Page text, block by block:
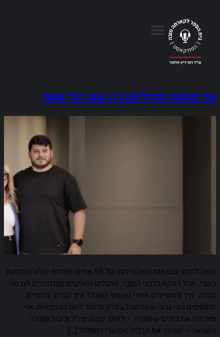
אל פסגת הקילימנג’רו עם רגל אחת
קשה לחגוג עצמאות כשהחירות של 59 אחים ואחיות שלנו מוחזקת
בשבי. אבל דווקא ברגעי השבר, מתגלים האנשים שמזכירים לנו מהי
גבורה. איך ממשיכים אחרי שהגוף נשבר? איך קמים, נלחמים,
ומטפסים הכי גבוה שאפשר? בפרק מיוחד ליום העצמאות, אני
מארחת את בוריס שטונדה – לוחם, פצוע צה”ל וגיבור מעורר
השראה – שהפך את הבלתי אפשרי למסלול […]